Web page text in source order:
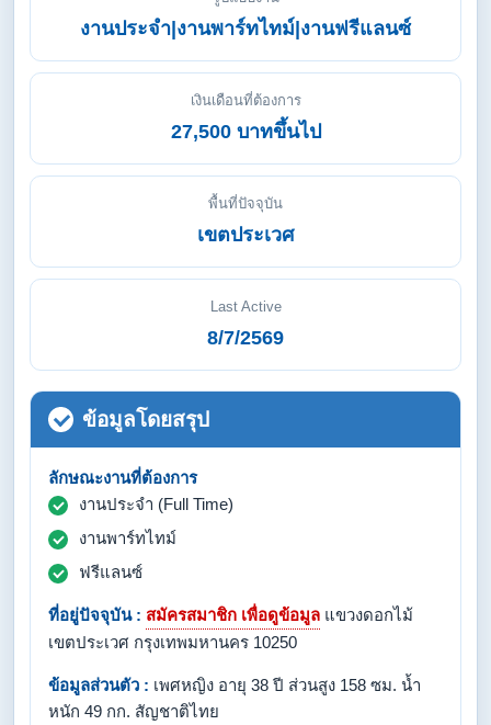
งานประจำ|งานพาร์ทไทม์|งานฟรีแลนซ์
เงินเดือนที่ต้องการ
27,500 บาทขึ้นไป
พื้นที่ปัจจุบัน
เขตประเวศ
Last Active
8/7/2569
ข้อมูลโดยสรุป
ลักษณะงานที่ต้องการ
งานประจำ (Full Time)
งานพาร์ทไทม์
ฟรีแลนซ์
ที่อยู่ปัจจุบัน : สมัครสมาชิก เพื่อดูข้อมูล แขวงดอกไม้
เขตประเวศ กรุงเทพมหานคร 10250
ข้อมูลส่วนตัว : เพศหญิง อายุ 38 ปี ส่วนสูง 158 ซม. น้ำ
หนัก 49 กก. สัญชาติไทย